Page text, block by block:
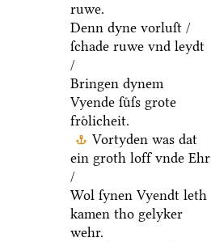
ruwe.
Denn dyne vorluſt /
ſchade ruwe vnd leydt
/
Bringen dynem
Vyende ſuͤſs grote
froͤlicheit.
Vortyden was dat
ein groth loff vnde Ehr
/
Wol ſynen Vyendt leth
kamen tho gelyker
wehr.